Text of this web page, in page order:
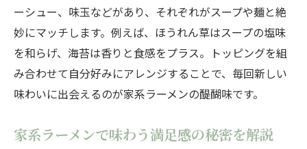
ーシュー、味玉などがあり、それぞれがスープや麺と絶
妙にマッチします。例えば、ほうれん草はスープの塩味
を和らげ、海苔は香りと食感をプラス。トッピングを組
み合わせて自分好みにアレンジすることで、毎回新しい
味わいに出会えるのが家系ラーメンの醍醐味です。
家系ラーメンで味わう満足感の秘密を解説